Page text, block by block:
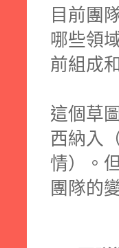
目前團
哪些領
前組成
這個草
西納入
情）。
團隊的